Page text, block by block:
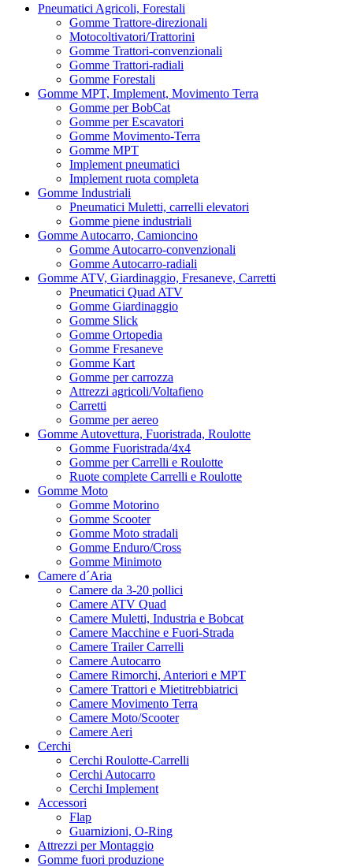
Pneumatici Agricoli, Forestali
Gomme Trattore-direzionali
Motocoltivatori/Trattorini
Gomme Trattori-convenzionali
Gomme Trattori-radiali
Gomme Forestali
Gomme MPT, Implement, Movimento Terra
Gomme per BobCat
Gomme per Escavatori
Gomme Movimento-Terra
Gomme MPT
Implement pneumatici
Implement ruota completa
Gomme Industriali
Pneumatici Muletti, carrelli elevatori
Gomme piene industriali
Gomme Autocarro, Camioncino
Gomme Autocarro-convenzionali
Gomme Autocarro-radiali
Gomme ATV, Giardinaggio, Fresaneve, Carretti
Pneumatici Quad ATV
Gomme Giardinaggio
Gomme Slick
Gomme Ortopedia
Gomme Fresaneve
Gomme Kart
Gomme per carrozza
Attrezzi agricoli/Voltafieno
Carretti
Gomme per aereo
Gomme Autovettura, Fuoristrada, Roulotte
Gomme Fuoristrada/4x4
Gomme per Carrelli e Roulotte
Ruote complete Carrelli e Roulotte
Gomme Moto
Gomme Motorino
Gomme Scooter
Gomme Moto stradali
Gomme Enduro/Cross
Gomme Minimoto
Camere d´Aria
Camere da 3-20 pollici
Camere ATV Quad
Camere Muletti, Industria e Bobcat
Camere Macchine e Fuori-Strada
Camere Trailer Carrelli
Camere Autocarro
Camere Rimorchi, Anteriori e MPT
Camere Trattori e Mietitrebbiatrici
Camere Movimento Terra
Camere Moto/Scooter
Camere Aeri
Cerchi
Cerchi Roulotte-Carrelli
Cerchi Autocarro
Cerchi Implement
Accessori
Flap
Guarnizioni, O-Ring
Attrezzi per Montaggio
Gomme fuori produzione